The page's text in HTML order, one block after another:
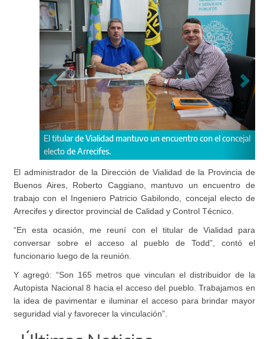
titular de Vialidad mantuvo un encuentro con el concejal
de Arrecifes.
Caggiano
El administrador de la Dirección de Vialidad de la Provincia de
Buenos Aires, Roberto Caggiano, mantuvo un encuentro de
trabajo con el Ingeniero Patricio Gabilondo, concejal electo de
Arrecifes y director provincial de Calidad y Control Técnico.
“En esta ocasión, me reuní con el titular de Vialidad para
conversar sobre el acceso al pueblo de Todd”, contó el
funcionario luego de la reunión.
Y agregó: “Son 165 metros que vinculan el distribuidor de la
Autopista Nacional 8 hacia el acceso del pueblo. Trabajamos en
la idea de pavimentar e iluminar el acceso para brindar mayor
seguridad vial y favorecer la vinculación”.